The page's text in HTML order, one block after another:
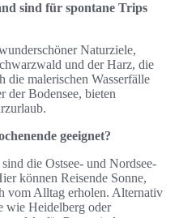
sind für spontane Trips
Naturziele,
und der Harz, die
die malerischen Wasserfälle
der Bodensee, bieten
geeignet?
die Ostsee- und Nordsee-
können Reisende Sonne,
vom Alltag erholen. Alternativ
wie Heidelberg oder